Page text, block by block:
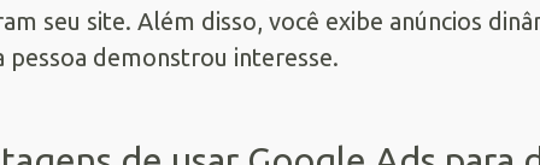
seu site. Além disso, você exibe anúncios
pessoa demonstrou interesse.